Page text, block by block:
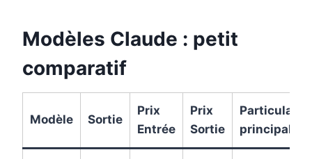
Modèles Claude : petit
comparatif
Modèle Sortie
Prix
Entrée
Prix
Sortie
Particularité
principale